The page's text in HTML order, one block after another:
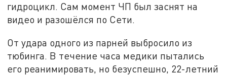
гидроцикл. Сам момент ЧП был заснят на
видео и разошёлся по Сети.
От удара одного из парней выбросило из
тюбинга. В течение часа медики пытались
его реанимировать, но безуспешно, 22-летний